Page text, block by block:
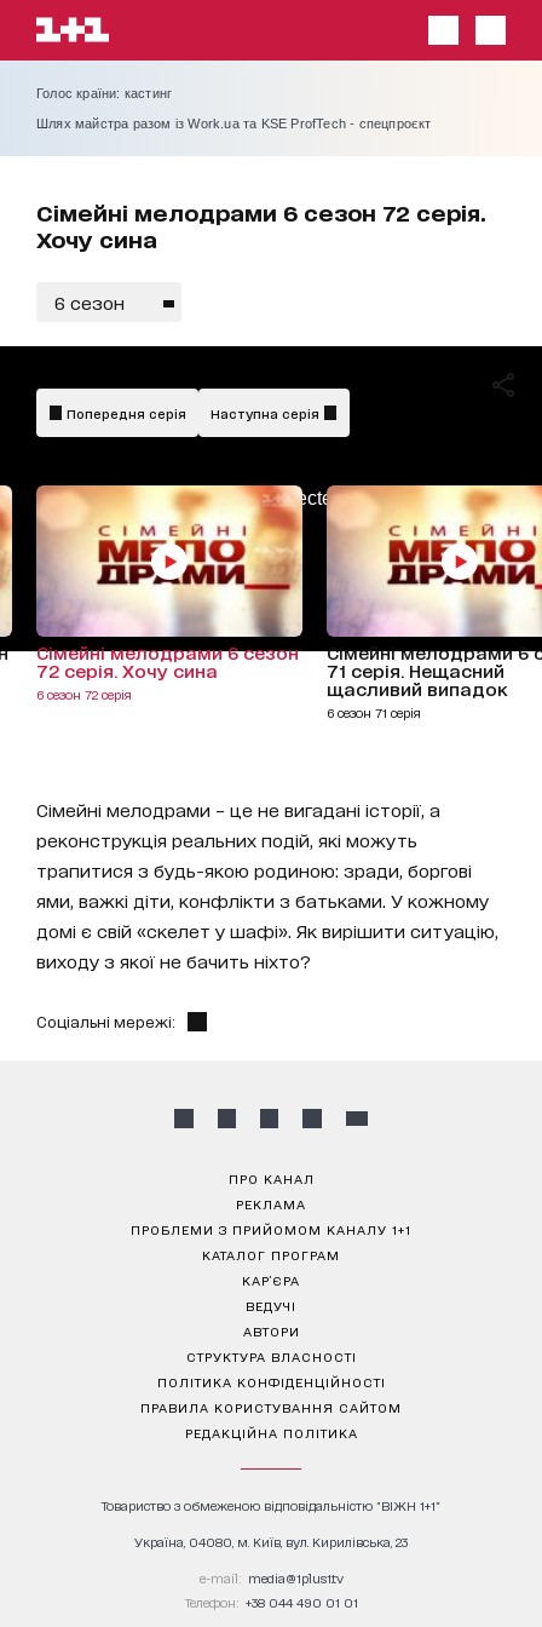
Голос країни: кастинг
Шлях майстра разом із Work.ua та KSE ProfTech - спецпроєкт
Сімейні мелодрами 6 сезон 72 серія.
Хочу сина
6 сезон
AdBlockDetected!
Попередня серія Наступна серія
Сімейні мелодрами 6 сезон
72 серія. Хочу сина
6 сезон 72 серія
Сімейні мелодрами 6
71 серія. Нещасний
щасливий випадок
6 сезон 71 серія
Сімейні мелодрами – це не вигадані історії, а
реконструкція реальних подій, які можуть
трапитися з будь-якою родиною: зради, боргові
ями, важкі діти, конфлікти з батьками. У кожному
домі є свій «скелет у шафі». Як вирішити ситуацію,
виходу з якої не бачить ніхто?
Соціальні мережі:
ПРО КАНАЛ
РЕКЛАМА
ПРОБЛЕМИ З ПРИЙОМОМ КАНАЛУ 1+1
КАТАЛОГ ПРОГРАМ
КАР’ЄРА
ВЕДУЧІ
АВТОРИ
СТРУКТУРА ВЛАСНОСТІ
ПОЛІТИКА КОНФІДЕНЦІЙНОСТІ
ПРАВИЛА КОРИСТУВАННЯ САЙТОМ
РЕДАКЦІЙНА ПОЛІТИКА
Товариство з обмеженою відповідальністю "ВІЖН 1+1"
Україна, 04080, м. Київ, вул. Кирилівська, 23
е-mail: media@1plus1.tv
Телефон: +38 044 490 01 01